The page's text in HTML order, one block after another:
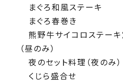
まぐろ和風ステ
まぐろ春
熊野牛サイコロステー
（昼のみ）
夜のセット料理（夜のみ）
くじら盛合せ